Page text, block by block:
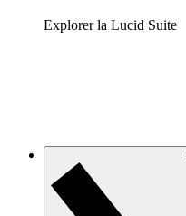
Explorer la Lucid Suite